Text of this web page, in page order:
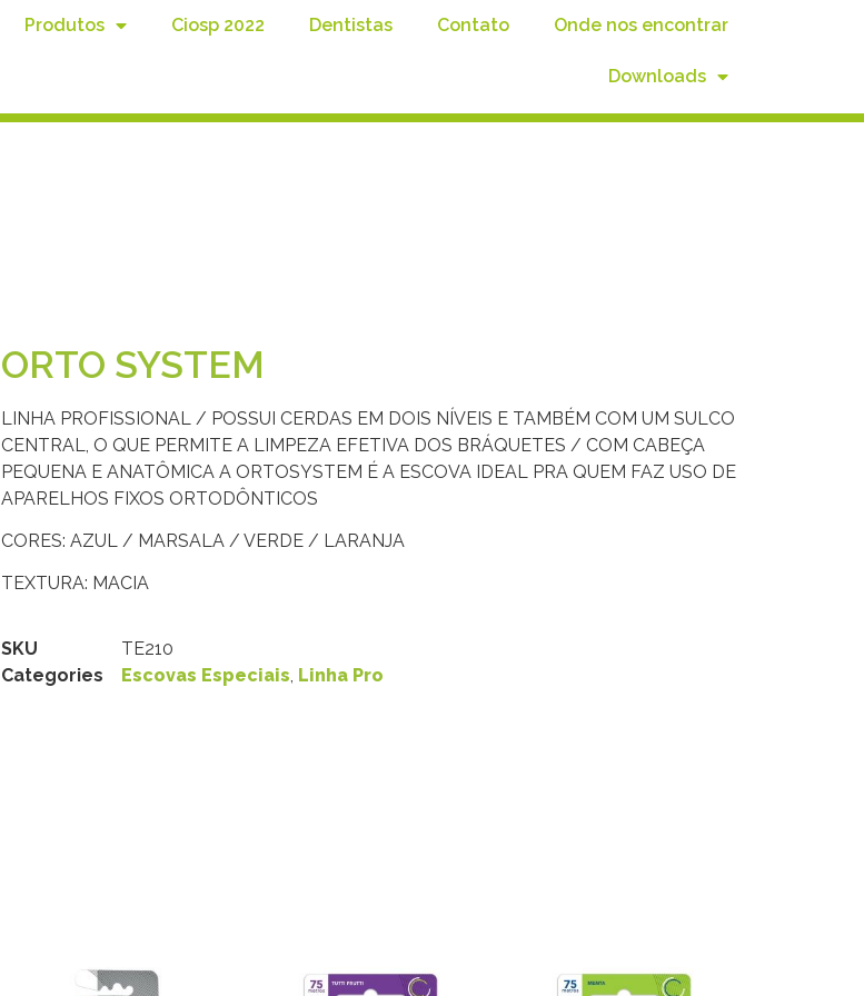
Produtos Ciosp 2022 Dentistas Contato Onde nos encontrar
Downloads
ORTO SYSTEM
LINHA PROFISSIONAL / POSSUI CERDAS EM DOIS NÍVEIS E TAMBÉM COM UM SULCO
CENTRAL, O QUE PERMITE A LIMPEZA EFETIVA DOS BRÁQUETES / COM CABEÇA
PEQUENA E ANATÔMICA A ORTOSYSTEM É A ESCOVA IDEAL PRA QUEM FAZ USO DE
APARELHOS FIXOS ORTODÔNTICOS
CORES: AZUL / MARSALA / VERDE / LARANJA
TEXTURA: MACIA
SKU
TE210
Categories
Escovas Especiais Linha Pro